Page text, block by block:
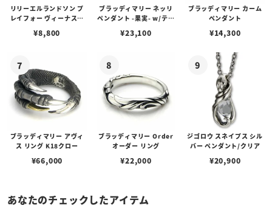
リリーエルランドソン プ
レイフォー ヴィーナスチ
¥8,800
ブラッディマリー ネッリ
ペンダント -果実- w/ティ
¥23,100
ブラッディマリー カーム
ペンダント
¥14,300
ブラッディマリー アヴィ
ス リング K18クロー
¥66,000
ブラッディマリー Order
オーダー リング
¥22,000
ジゴロウ スネイプス シル
バー ペンダント/クリア
¥20,900
あなたのチェックしたアイテム